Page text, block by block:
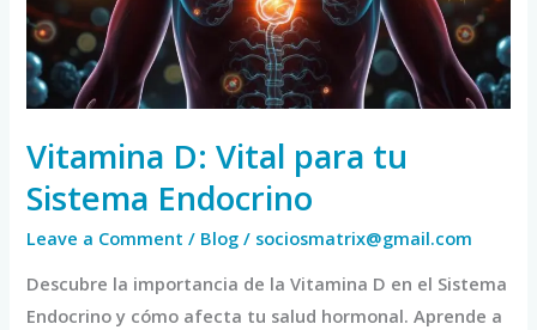
Vitamina D: Vital para tu
Sistema Endocrino
Leave a Comment / Blog / sociosmatrix@gmail.com
Descubre la importancia de la Vitamina D en el Sistema
Endocrino y cómo afecta tu salud hormonal. Aprende a
Sistema
Endocrino